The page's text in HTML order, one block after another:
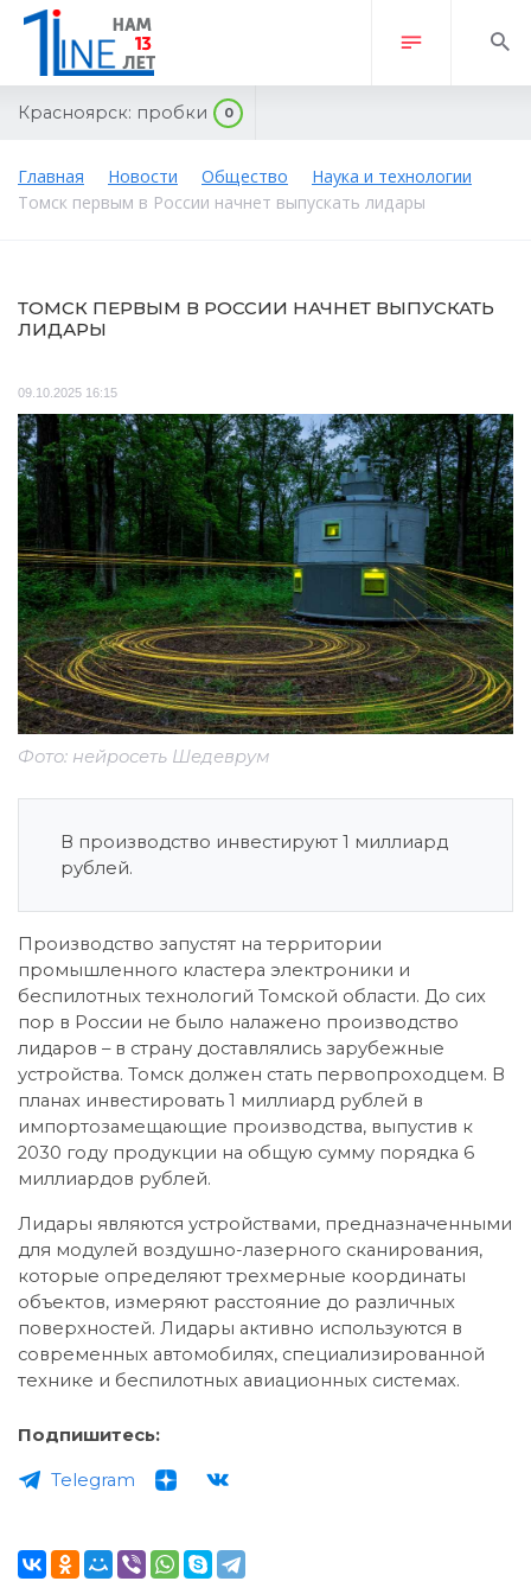
Красноярск: пробки 0
Главная Новости Общество
Наука и технологии
Томск первым в России начнет выпускать лидары
ТОМСК ПЕРВЫМ В РОССИИ НАЧНЕТ ВЫПУСКАТЬ
ЛИДАРЫ
09.10.2025 16:15
Фото: нейросеть Шедеврум
В производство инвестируют 1 миллиард
рублей.
Производство запустят на территории
промышленного кластера электроники и
беспилотных технологий Томской области. До сих
пор в России не было налажено производство
лидаров – в страну доставлялись зарубежные
устройства. Томск должен стать первопроходцем. В
планах инвестировать 1 миллиард рублей в
импортозамещающие производства, выпустив к
2030 году продукции на общую сумму порядка 6
миллиардов рублей.
Лидары являются устройствами, предназначенными
для модулей воздушно-лазерного сканирования,
которые определяют трехмерные координаты
объектов, измеряют расстояние до различных
поверхностей. Лидары активно используются в
современных автомобилях, специализированной
технике и беспилотных авиационных системах.
Подпишитесь:
Telegram